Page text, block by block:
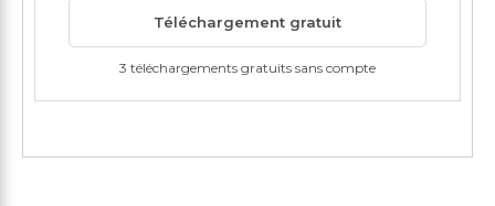
Téléchargement gratuit
3 téléchargements gratuits sans compte